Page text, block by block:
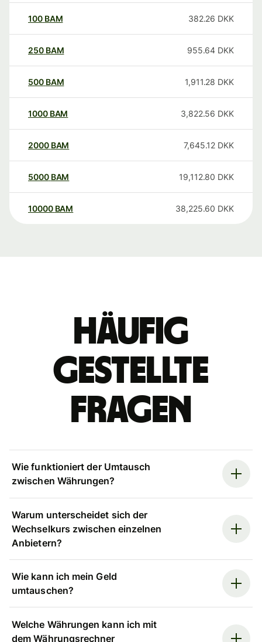
100 BAM 382.26 DKK
250 BAM 955.64 DKK
500 BAM 1,911.28 DKK
1000 BAM 3,822.56 DKK
2000 BAM 7,645.12 DKK
5000 BAM 19,112.80 DKK
10000 BAM 38,225.60 DKK
Häufig
gestellte
Fragen
Wie funktioniert der Umtausch
zwischen Währungen?
Warum unterscheidet sich der
Wechselkurs zwischen einzelnen
Anbietern?
Wie kann ich mein Geld
umtauschen?
Welche Währungen kann ich mit
dem Währungsrechner